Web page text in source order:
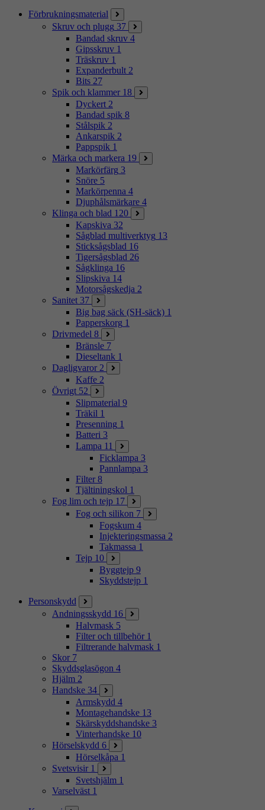
Förbrukningsmaterial
Skruv och plugg 37
Bandad skruv 4
Gipsskruv 1
Träskruv 1
Expanderbult 2
Bits 27
Spik och klammer 18
Dyckert 2
Bandad spik 8
Stålspik 2
Ankarspik 2
Pappspik 1
Märka och markera 19
Markörfärg 3
Snöre 5
Markörpenna 4
Djuphålsmärkare 4
Klinga och blad 120
Kapskiva 32
Sågblad multiverktyg 13
Sticksågsblad 16
Tigersågsblad 26
Sågklinga 16
Slipskiva 14
Motorsågskedja 2
Sanitet 37
Big bag säck (SH-säck) 1
Papperskorg 1
Drivmedel 8
Bränsle 7
Dieseltank 1
Dagligvaror 2
Kaffe 2
Övrigt 52
Slipmaterial 9
Träkil 1
Presenning 1
Batteri 3
Lampa 11
Ficklampa 3
Pannlampa 3
Filter 8
Tjältiningskol 1
Fog lim och tejp 17
Fog och silikon 7
Fogskum 4
Injekteringsmassa 2
Takmassa 1
Tejp 10
Byggtejp 9
Skyddstejp 1
Personskydd
Andningsskydd 16
Halvmask 5
Filter och tillbehör 1
Filtrerande halvmask 1
Skor 7
Skyddsglasögon 4
Hjälm 2
Handske 34
Armskydd 4
Montagehandske 13
Skärskyddshandske 3
Vinterhandske 10
Hörselskydd 6
Hörselkåpa 1
Svetsvisir 1
Svetshjälm 1
Varselväst 1